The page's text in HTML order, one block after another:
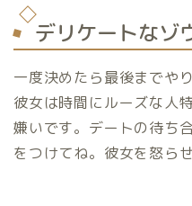
デリケートなゾ
一度決めたら最後までや
彼女は時間にルーズな人
嫌いです。デートの待ち
をつけてね。彼女を怒ら